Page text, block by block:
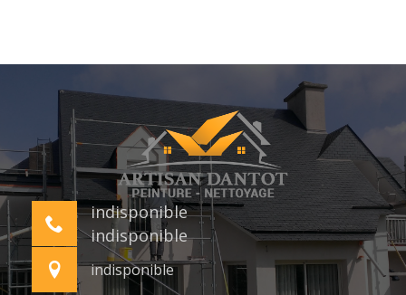
indisponible
indisponible
indisponible